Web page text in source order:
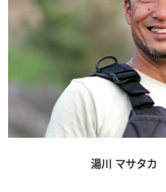
湯川 マサタカ